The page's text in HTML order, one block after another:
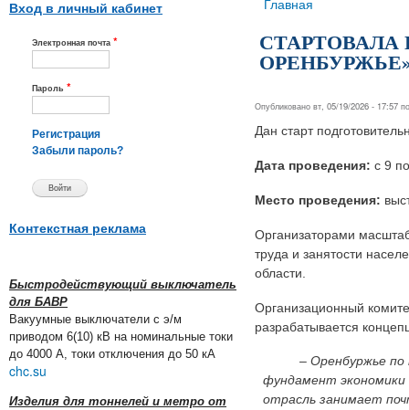
Вход в личный кабинет
Электронная почта *
Пароль *
Регистрация
Забыли пароль?
Контекстная реклама
Быстродействующий выключатель
для БАВР
Вакуумные выключатели с э/м
приводом 6(10) кВ на номинальные токи
до 4000 А, токи отключения до 50 кА
chc.su
Изделия для тоннелей и метро от
Вы здесь
Главная
СТАРТОВАЛА
Опубликовано вт, 05/19/2026 - 17:57
Дан старт
Дата проведения: с 9
Место проведения:
Организаторами
труда и занятости
области.
Организационный
разрабатывается
– Оренбуржье по
фундамент экономики
отрасль занимает